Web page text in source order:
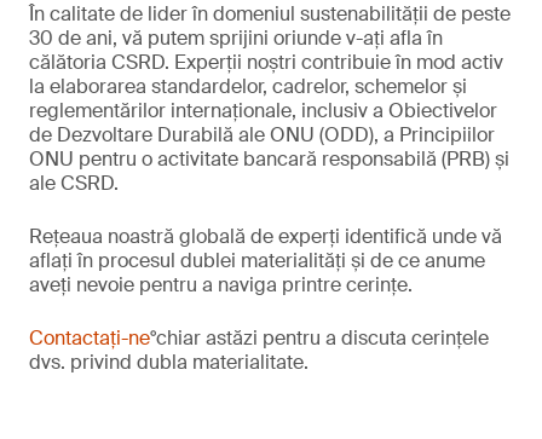
În calitate de lider în domeniul sustenabilității de peste
30 de ani, vă putem sprijini oriunde v-ați afla în
călătoria CSRD. Experții noștri contribuie în mod activ
la elaborarea standardelor, cadrelor, schemelor și
reglementărilor internaționale, inclusiv a Obiectivelor
de Dezvoltare Durabilă ale ONU (ODD), a Principiilor
ONU pentru o activitate bancară responsabilă (PRB) și
ale CSRD.
Rețeaua noastră globală de experți identifică unde vă
aflați în procesul dublei materialități și de ce anume
aveți nevoie pentru a naviga printre cerințe.
Contactați-ne°chiar astăzi pentru a discuta cerințele
dvs. privind dubla materialitate.